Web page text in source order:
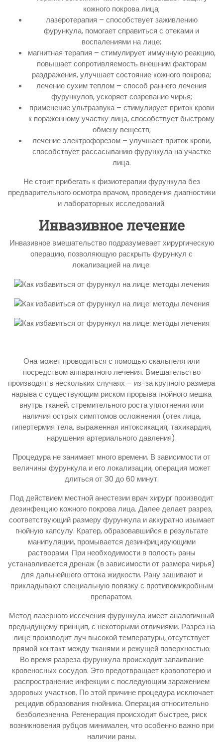
кожного покрова лица;
лазеротерапия – способствует заживлению
фурункула, помогает справиться с отеками и
воспалениями на лице;
магнитная терапия – стимулирует иммунную реакцию,
повышает сопротивляемость внешним факторам
раздражения, улучшает состояние кожного покрова;
лечение сухим теплом – способ раннего лечения
фурункулов, ускоряет созревание чирья;
применение ультразвука – стимулирует приток крови
к пораженному участку лица, способствует быстрому
обмену веществ;
лечение электрофорезом – улучшает приток крови,
способствует рассасыванию фурункула на участке
лица.
Не стоит прибегать к физиотерапии фурункула без
предварительного осмотра врачом, проведения диагностики
и лабораторных исследований.
Инвазивное лечение
Инвазивное вмешательство подразумевает хирургическую
операцию, позволяющую раскрыть фурункул с
локализацией на лице.
Она может проводиться с помощью скальпеля или
посредством аппаратного лечения. Вмешательство
производят в нескольких случаях – из-за крупного размера
нарыва с существующим риском прорыва гнойного мешка
внутрь тканей, стремительного роста уплотнения или
наличия острых симптомов осложнения (отек лица,
гипертермия тела, выраженная интоксикация, тахикардия,
нарушения артериального давления).
Процедура не занимает много времени. В зависимости от
величины фурункула и его локализации, операция может
длиться от 30 до 60 минут.
Под действием местной анестезии врач хирург производит
дезинфекцию кожного покрова лица. Далее делает разрез,
соответствующий размеру фурункула и аккуратно изымает
гнойную капсулу. Кратер, образовавшийся в результате
манипуляции, промывается дезинфицирующими
растворами. При необходимости в полость раны
устанавливается дренаж (в зависимости от размера чирья)
для дальнейшего оттока жидкости. Рану зашивают и
прикладывают специальную повязку с противомикробным
препаратом.
Метод лазерного иссечения фурункула имеет аналогичный
предыдущему принцип, с некоторыми отличиями. Разрез на
лице производит луч высокой температуры, отсутствует
прямой контакт между тканями и режущей поверхностью.
Во время разреза фурункула происходит запаивание
кровеносных сосудов. Это предотвращает кровопотерю и
распространение инфекции с последующим заражением
здоровых участков. По этой причине процедура исключает
рецидив образования гнойника. Операция относительно
безболезненна. Регенерация происходит быстрее, риск
возникновения рубцов минимален, что особенно важно при
наличии раны.